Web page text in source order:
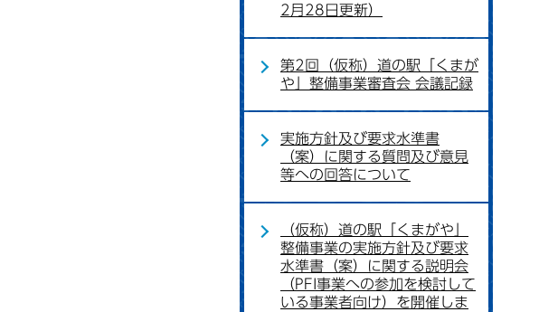
2月28日更新）
第2回（仮称）道の駅「くまが
や」整備事業審査会 会議記録
実施方針及び要求水準書
（案）に関する質問及び意見
等への回答について
（仮称）道の駅「くまがや」
整備事業の実施方針及び要求
水準書（案）に関する説明会
（PFI事業への参加を検討して
いる事業者向け）を開催しま